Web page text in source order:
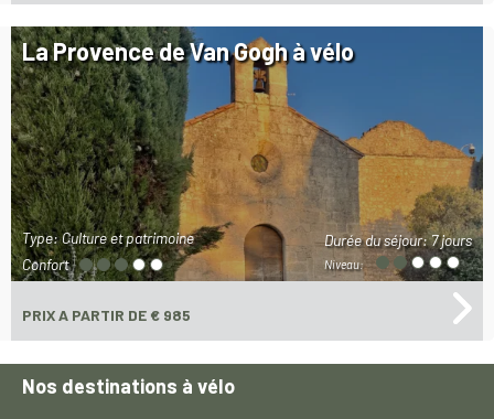
La Provence de Van Gogh à vélo
Durée du séjour:7 jours
Niveau:
Type: Culture et patrimoine
Confort
PRIXA PARTIR DE € 985
Nos destinations à vélo